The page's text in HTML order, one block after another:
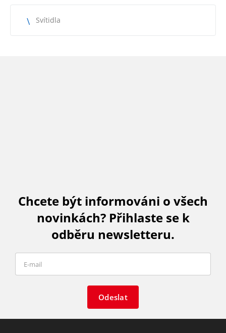
Svítidla
Chcete být informováni o všech
novinkách? Přihlaste se k
odběru newsletteru.
Odeslat